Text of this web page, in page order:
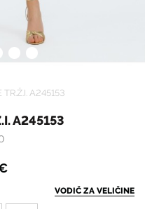
TR.Ž.I. A245153
A245153
VODIČ ZA VELIČINE